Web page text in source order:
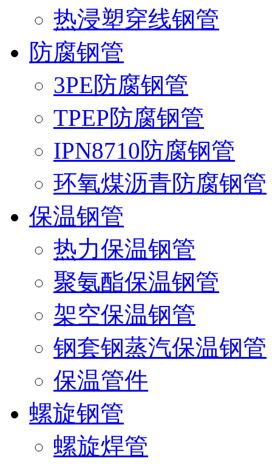
热浸塑穿线钢管
防腐钢管
3PE防腐钢管
TPEP防腐钢管
IPN8710防腐钢管
环氧煤沥青防腐钢管
保温钢管
热力保温钢管
聚氨酯保温钢管
架空保温钢管
钢套钢蒸汽保温钢管
保温管件
螺旋钢管
螺旋焊管